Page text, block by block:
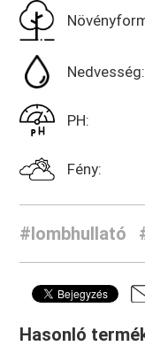
Nedvesség:
PH:
Fény:
#lombhullató
Hasonló